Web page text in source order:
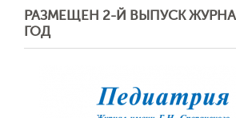
РАЗМЕЩЕН 2-Й ВЫПУСК
ГОД